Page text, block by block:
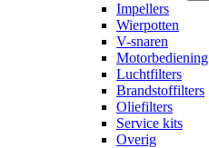
Impellers
Wierpotten
V-snaren
Motorbediening
Luchtfilters
Brandstoffilters
Oliefilters
Service kits
Overig